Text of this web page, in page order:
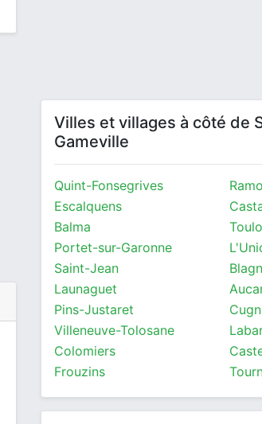
Villes et villages à côté de
Gameville
Quint-Fonsegrives
Escalquens
Balma
Portet-sur-Garonne
Saint-Jean
Launaguet
Pins-Justaret
Villeneuve-Tolosane
Colomiers
Frouzins